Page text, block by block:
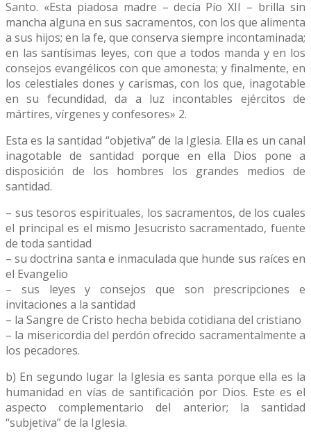
Santo. «Esta piadosa madre – decía Pío XII – brilla sin
mancha alguna en sus sacramentos, con los que alimenta
a sus hijos; en la fe, que conserva siempre incontaminada;
en las santísimas leyes, con que a todos manda y en los
consejos evangélicos con que amonesta; y finalmente, en
los celestiales dones y carismas, con los que, inagotable
en su fecundidad, da a luz incontables ejércitos de
mártires, vírgenes y confesores» 2.
Esta es la santidad “objetiva” de la Iglesia. Ella es un canal
inagotable de santidad porque en ella Dios pone a
disposición de los hombres los grandes medios de
santidad.
– sus tesoros espirituales, los sacramentos, de los cuales
el principal es el mismo Jesucristo sacramentado, fuente
de toda santidad
– su doctrina santa e inmaculada que hunde sus raíces en
el Evangelio
– sus leyes y consejos que son prescripciones e
invitaciones a la santidad
– la Sangre de Cristo hecha bebida cotidiana del cristiano
– la misericordia del perdón ofrecido sacramentalmente a
los pecadores.
b) En segundo lugar la Iglesia es santa porque ella es la
humanidad en vías de santificación por Dios. Este es el
aspecto complementario del anterior; la santidad
“subjetiva” de la Iglesia.